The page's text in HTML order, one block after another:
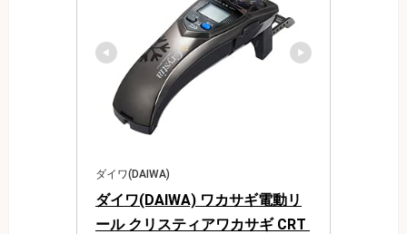
ダイワ(DAIWA)
ダイワ(DAIWA) ワカサギ電動リ
ール クリスティアワカサギ CRT